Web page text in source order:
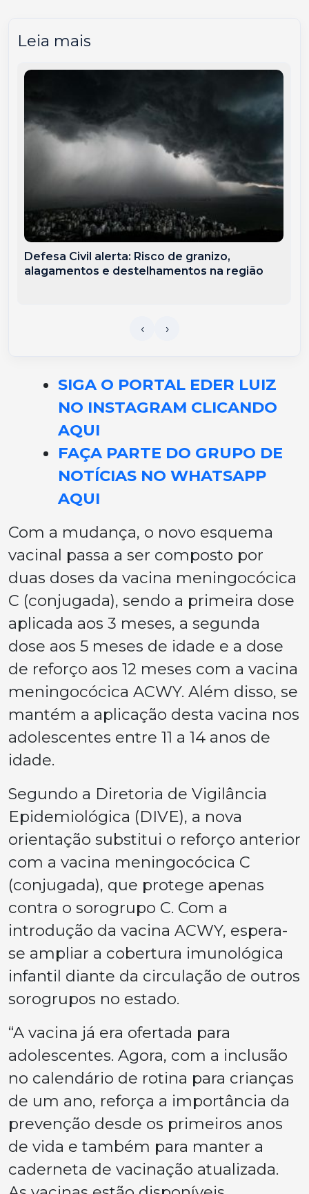
Leia mais
Defesa Civil alerta: Risco de granizo,
alagamentos e destelhamentos na região
SIGA O PORTAL EDER LUIZ
NO INSTAGRAM CLICANDO
AQUI
FAÇA PARTE DO GRUPO DE
NOTÍCIAS NO WHATSAPP
AQUI
Com a mudança, o novo esquema
vacinal passa a ser composto por
duas doses da vacina meningocócica
C (conjugada), sendo a primeira dose
aplicada aos 3 meses, a segunda
dose aos 5 meses de idade e a dose
de reforço aos 12 meses com a vacina
meningocócica ACWY. Além disso, se
mantém a aplicação desta vacina nos
adolescentes entre 11 a 14 anos de
idade.
Segundo a Diretoria de Vigilância
Epidemiológica (DIVE), a nova
orientação substitui o reforço anterior
com a vacina meningocócica C
(conjugada), que protege apenas
contra o sorogrupo C. Com a
introdução da vacina ACWY, espera-
se ampliar a cobertura imunológica
infantil diante da circulação de outros
sorogrupos no estado.
“A vacina já era ofertada para
adolescentes. Agora, com a inclusão
no calendário de rotina para crianças
de um ano, reforça a importância da
prevenção desde os primeiros anos
de vida e também para manter a
caderneta de vacinação atualizada.